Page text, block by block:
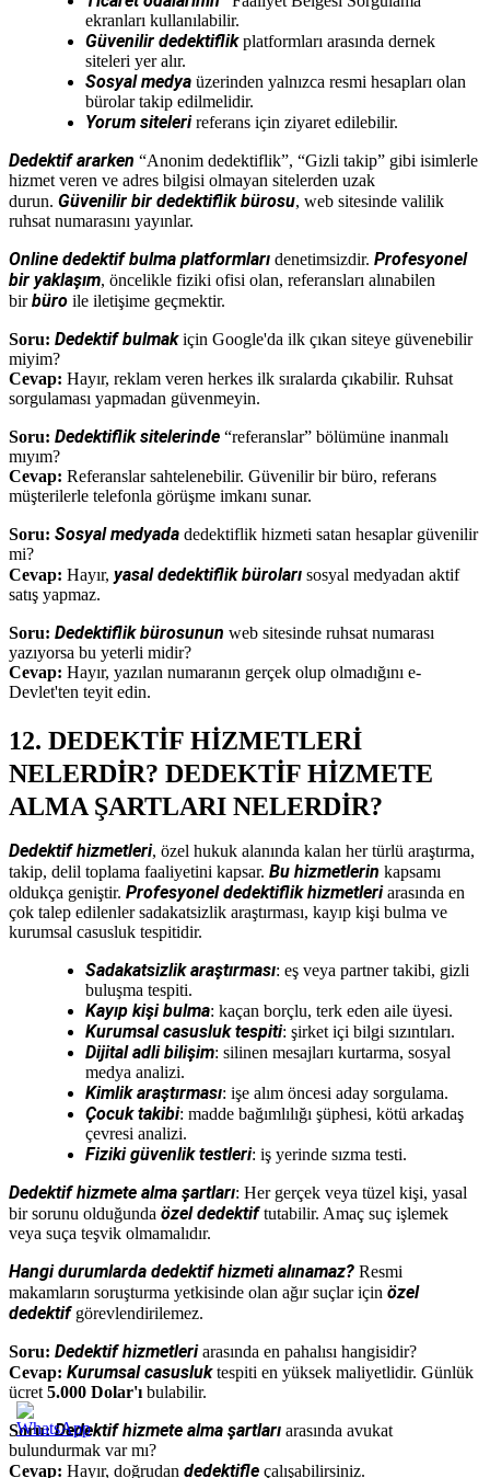
ekranları kullanılabilir.
Güvenilir dedektiflikplatformları arasında dernek
siteleri yer alır.
Sosyal medya üzerinden yalnızca resmi hesapları olan
bürolar takip edilmelidir.
Yorum sitelerireferans için ziyaret edilebilir.
Dedektif ararken “Anonim dedektiflik”, “Gizli takip” gibi isimlerle
hizmet veren ve adres bilgisi olmayan sitelerden uzak
durun. Güvenilir bir dedektiflik bürosu, web sitesinde valilik
ruhsat numarasını yayınlar.
Online dedektif bulma platformları denetimsizdir. Profesyonel
bir yaklaşım, öncelikle fiziki ofisi olan, referansları alınabilen
birbüro ile iletişime geçmektir.
Soru: Dedektif bulmakiçin Google'da ilk çıkan siteye güvenebilir
miyim?
Cevap: Hayır, reklam veren herkes ilk sıralarda çıkabilir. Ruhsat
sorgulaması yapmadan güvenmeyin.
Soru: Dedektiflik sitelerinde “referanslar” bölümüne inanmalı
mıyım?
Cevap: Referanslar sahtelenebilir. Güvenilir bir büro, referans
müşterilerle telefonla görüşme imkanı sunar.
Soru: Sosyal medyada dedektiflik hizmeti satan hesaplar güvenilir
mi?
Cevap: Hayır, yasal dedektiflik büroları sosyal medyadan aktif
satış yapmaz.
Soru: Dedektiflik bürosunun web sitesinde ruhsat numarası
yazıyorsa bu yeterli midir?
Cevap: Hayır, yazılan numaranın gerçek olup olmadığını e-
Devlet'ten teyit edin.
12. DEDEKTİF HİZMETLERİ
NELERDİR? DEDEKTİF HİZMETE
ALMA ŞARTLARI NELERDİR?
Dedektif hizmetleri, özel hukuk alanında kalan her türlü araştırma,
takip, delil toplama faaliyetini kapsar. Bu hizmetlerin kapsamı
oldukça geniştir. Profesyonel dedektiflik hizmetleriarasında en
çok talep edilenler sadakatsizlik araştırması, kayıp kişi bulma ve
kurumsal casusluk tespitidir.
Sadakatsizlik araştırması: eş veya partner takibi, gizli
buluşma tespiti.
Kayıp kişi bulma: kaçan borçlu, terk eden aile üyesi.
Kurumsal casusluk tespiti: şirket içi bilgi sızıntıları.
Dijital adli bilişim: silinen mesajları kurtarma, sosyal
medya analizi.
Kimlik araştırması: işe alım öncesi aday sorgulama.
Çocuk takibi: madde bağımlılığı şüphesi, kötü arkadaş
çevresi analizi.
Fiziki güvenlik testleri: iş yerinde sızma testi.
Dedektif hizmete alma şartları: Her gerçek veya tüzel kişi, yasal
bir sorunu olduğunda özel dedektiftutabilir. Amaç suç işlemek
veya suça teşvik olmamalıdır.
Hangi durumlarda dedektif hizmeti alınamaz? Resmi
makamların soruşturma yetkisinde olan ağır suçlar için özel
dedektifgörevlendirilemez.
Soru: Dedektif hizmetleriarasında en pahalısı hangisidir?
Cevap: Kurumsal casusluktespiti en yüksek maliyetlidir. Günlük
ücret 5.000 Dolar'ı bulabilir.
Soru: Dedektif hizmete alma şartları arasında avukat
bulundurmak var mı?
Cevap: Hayır, doğrudan dedektifle çalışabilirsiniz.